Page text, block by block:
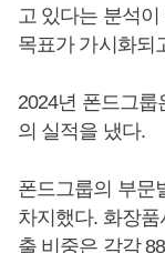
고 있다는 분석이
목표가 가시화되
2024년 폰드그룹
의 실적을 냈다.
폰드그룹의 부문
차지했다. 화장
출 비중은 각각